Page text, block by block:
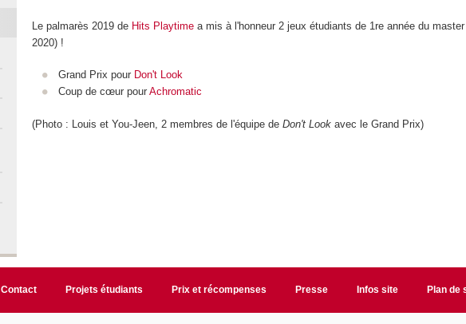
Le palmarès 2019 de Hits Playtime a mis à l'honneur 2 jeux étudiants de 1re année du
2020) !
Grand Prix pour Don't Look
Coup de cœur pour Achromatic
(Photo : Louis et You-Jeen, 2 membres de l'équipe deDon't Look avec le Grand Prix)
Contact Projets étudiants Prix et récompenses Presse Infos site Plan de